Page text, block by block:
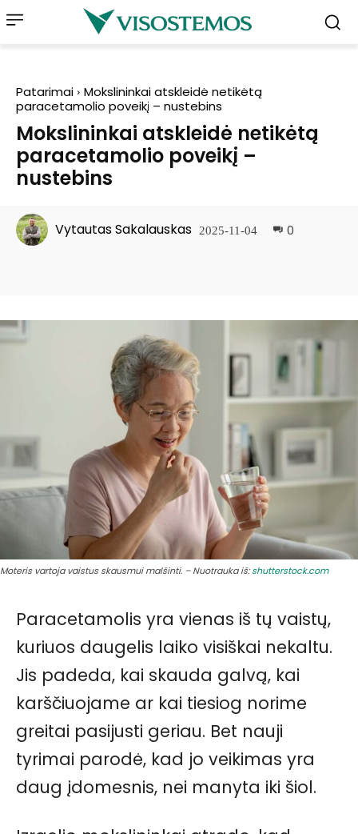
Patarimai
Mokslininkai atskleidė netikėtą
paracetamolio poveikį – nustebins
Mokslininkai atskleidė netikėtą
paracetamolio poveikį –
nustebins
Vytautas Sakalauskas 2025-11-04 0
Moteris vartoja vaistus skausmui malšinti. – Nuotrauka iš:shutterstock.com
Paracetamolis yra vienas iš tų vaistų,
kuriuos daugelis laiko visiškai nekaltu.
Jis padeda, kai skauda galvą, kai
karščiuojame ar kai tiesiog norime
greitai pasijusti geriau. Bet nauji
tyrimai parodė, kad jo veikimas yra
daug įdomesnis, nei manyta iki šiol.